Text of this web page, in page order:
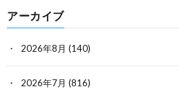
アーカイブ
2026年8月 (140)
2026年7月 (816)